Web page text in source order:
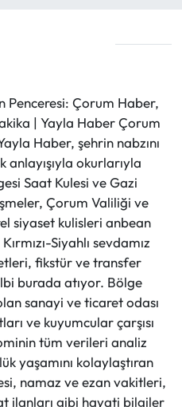
Penceresi: Çorum Haber,
| Yayla Haber Çorum
Haber, şehrin nabzını
anlayışıyla okurlarıyla
Saat Kulesi ve Gazi
Çorum Valiliği ve
siyaset kulisleri anbean
Siyahlı sevdamız
fikstür ve transfer
burada atıyor. Bölge
sanayi ve ticaret odası
ve kuyumcular çarşısı
tüm verileri analiz
yaşamını kolaylaştıran
namaz ve ezan vakitleri,
ilanları gibi hayati bilgiler